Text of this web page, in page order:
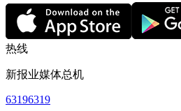
热线
新报业媒体总机
63196319